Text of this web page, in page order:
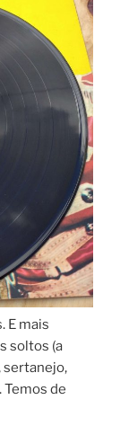
E mais
soltos (a
sertanejo,
Temos de